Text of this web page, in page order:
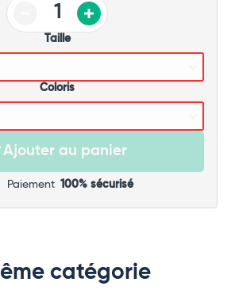
Taille
Coloris
Ajouter au panier
Paiement 100% sécurisé
catégorie